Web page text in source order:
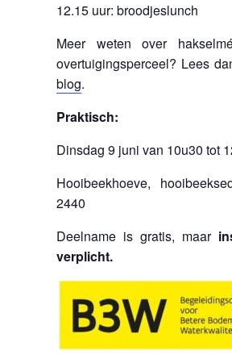
12.15 uur: broodjeslunch
Meer weten over
overtuigingsperceel? Lees
blog.
Praktisch:
Dinsdag 9 juni van 10u30 tot
Hooibeekhoeve,
2440
Deelname is gratis, maar
verplicht.